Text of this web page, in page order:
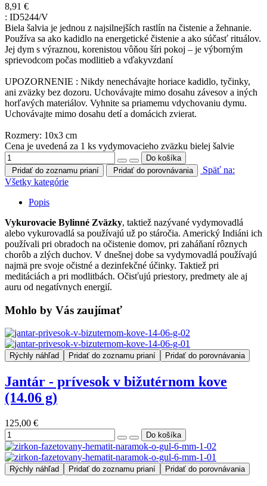
8,91 €
: ID5244/V
Biela šalvia je jednou z najsilnejších rastlín na čistenie a žehnanie.
Používa sa ako kadidlo na energetické čistenie a ako súčasť rituálov.
Jej dym s výraznou, korenistou vôňou šíri pokoj – je výborným
sprievodcom počas modlitieb a vďakyvzdaní
UPOZORNENIE : Nikdy nenechávajte horiace kadidlo, tyčinky,
ani zväzky bez dozoru. Uchovávajte mimo dosahu závesov a iných
horľavých materiálov. Vyhnite sa priamemu vdychovaniu dymu.
Uchovávajte mimo dosahu detí a domácich zvierat.
Rozmery: 10x3 cm
Cena je uvedená za 1 ks vydymovacieho zväzku bielej šalvie
Pridať do zoznamu prianí Pridať do porovnávania
Späť na:
Všetky kategórie
Popis
Vykurovacie Bylinné Zväzky, taktiež nazývané vydymovadlá
alebo vykurovadlá sa používajú už po stáročia. Americký Indiáni ich
používali pri obradoch na očistenie domov, pri zaháňaní rôznych
chorôb a zlých duchov. V dnešnej dobe sa vydymovadlá používajú
najmä pre svoje očistné a dezinfekčné účinky. Taktiež pri
meditáciách a pri modlitbách. Očisťujú priestory, predmety ale aj
auru od negatívnych energií.
Mohlo by Vás zaujímať
Rýchly náhľad Pridať do zoznamu prianí Pridať do porovnávania
Jantár - prívesok v bižutérnom kove
(14.06 g)
125,00 €
Rýchly náhľad Pridať do zoznamu prianí Pridať do porovnávania